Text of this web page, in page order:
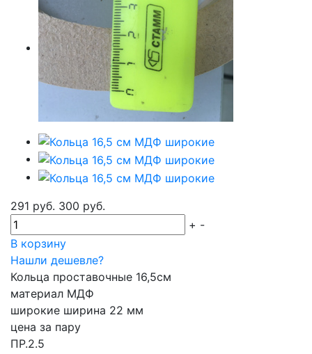
291 руб. 300 руб.
+ -
В корзину
Нашли дешевле?
Кольца проставочные 16,5см
материал МДФ
широкие ширина 22 мм
цена за пару
ПР.2.5